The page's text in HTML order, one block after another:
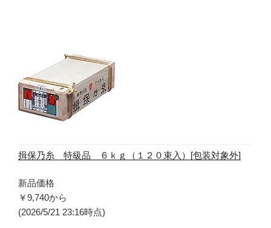
揖保乃糸 特級品 ６ｋｇ（１２０束入）[包装対象外]
新品価格
￥9,740から
(2026/5/21 23:16時点)